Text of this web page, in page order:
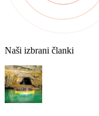
Naši izbrani članki